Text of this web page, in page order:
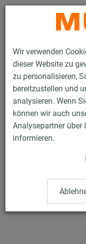
Wir verwenden
dieser Website zu
zu personalisieren,
bereitzustellen und
analysieren. Wenn
können wir auch
Analysepartner über
informieren.
|
Produkte
MPC-Schienenbügel
V2A MPC-